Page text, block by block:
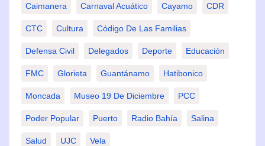
Caimanera Carnaval Acuático Cayamo CDR
CTC Cultura Código De Las Familias
Defensa Civil Delegados Deporte Educación
FMC Glorieta Guantánamo Hatibonico
Moncada Museo 19 De Diciembre PCC
Poder Popular Puerto Radio Bahía Salina
Salud UJC Vela